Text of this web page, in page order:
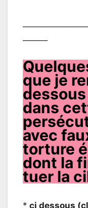
que je
dans
avec
torture
dont la
tuer la
* ci dessous